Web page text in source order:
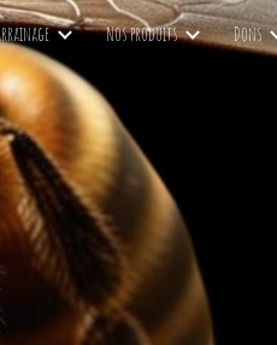
Nos produits Dons